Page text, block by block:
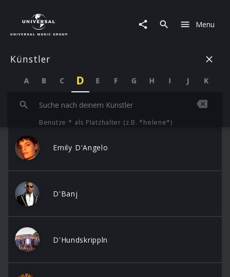
Menu
Künstler
A B C D E F G H I J K
Benutze * als Platzhalter (z.B. *helene*)
Emily D'Angelo
D'Banj
D'Hundskrippln